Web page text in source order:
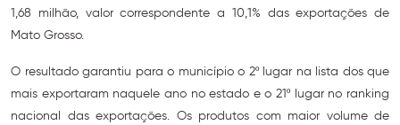
1,68 milhão, valor correspondente a 10,1% das exportações de
Mato Grosso.
O resultado garantiu para o município o 2º lugar na lista dos que
mais exportaram naquele ano no estado e o 21º lugar no ranking
nacional das exportações. Os produtos com maior volume de